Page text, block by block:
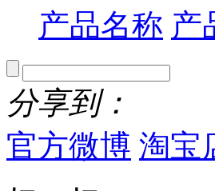
产品名称 产
分享到：
官方微博 淘宝